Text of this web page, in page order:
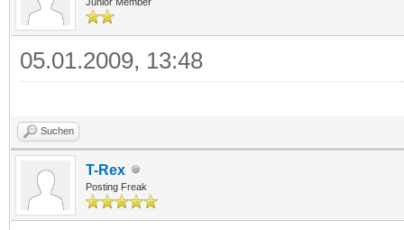
05.01.2009, 13:48
Suchen
T-Rex
Posting Freak